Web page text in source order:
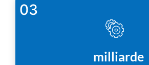
03
milliarde